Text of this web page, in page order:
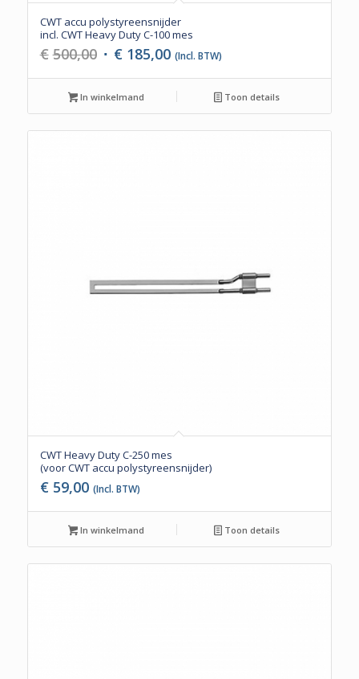
CWT accu polystyreensnijder
incl. CWT Heavy Duty C-100 mes
€ 500,00 Oorspronkelijke
was:
€500,00.
€ 185,00Huidige
is:
€185,00.
(Incl. BTW)
In winkelmand Toon details
CWT Heavy Duty C-250 mes
(voor CWT accu polystyreensnijder)
€ 59,00 (Incl. BTW)
In winkelmand Toon details